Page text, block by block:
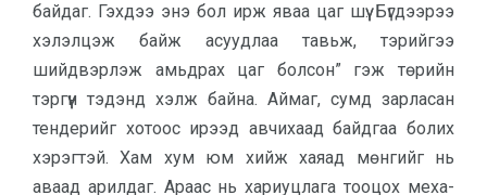
байдаг. Гэхдээ энэ бол ирж яваа цаг шүү. Бүгдээрээ
хэлэлцэж байж асуудлаа тавьж, тэрийгээ
шийдвэрлэж амьдрах цаг болсон” гэж төрийн
тэргүүн тэдэнд хэлж байна. Аймаг, сумд зарласан
тендерийг хотоос ирээд авчихаад байдгаа болих
хэрэгтэй. Хам хум юм хийж хаяад мөнгийг нь
аваад арилдаг. Араас нь хариуцлага тооцох меха­